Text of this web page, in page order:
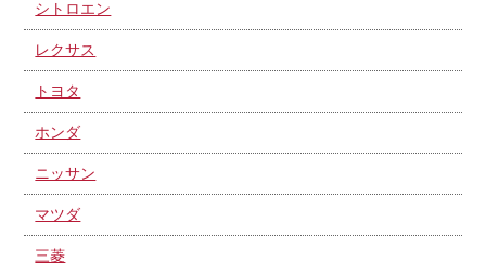
シトロエン
レクサス
トヨタ
ホンダ
ニッサン
マツダ
三菱